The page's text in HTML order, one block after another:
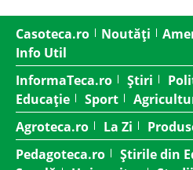
Casoteca.ro Noutăți
Info Util
InformaTeca.ro
Știri
Educație
Sport
Agroteca.ro
La Zi
Pedagoteca.ro
Știrile din